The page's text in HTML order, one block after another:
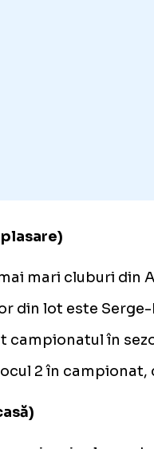
mari cluburi din
din lot este
campionatul în
2 în